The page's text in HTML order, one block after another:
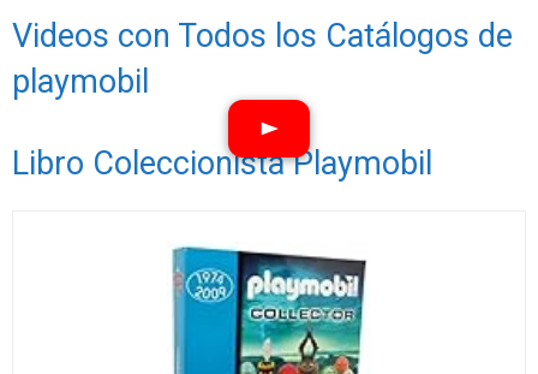
Videos con Todos los Catálogos de
playmobil
Libro Coleccionista Playmobil